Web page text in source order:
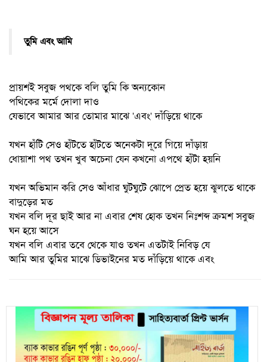
তুমি এবং আমি
প্রায়শই সবুজ পথকে বলি তুমি কি অন্যকোন
পথিকের মর্মে দোলা দাও
যেভাবে আমার আর তোমার মাঝে 'এবং' দাঁড়িয়ে থাকে
যখন হাঁটি সেও হাঁটতে হাঁটতে অনেকটা দূরে গিয়ে দাঁড়ায়
ধোয়াশা পথ তখন খুব অচেনা যেন কখনো এপথে হাঁটা হয়নি
যখন অভিমান করি সেও আঁধার ঘুটঘুটে ঝোপে প্রেত হয়ে ঝুলতে থাকে
বাদুড়ের মত
যখন বলি দূর ছাই আর না এবার শেষ হোক তখন নিঃশব্দ ক্রমশ সবুজ
ঘন হয়ে আসে
যখন বলি এবার তবে থেকে যাও তখন এতটাই নিবিড় যে
আমি আর তুমির মাঝে ডিভাইনের মত দাঁড়িয়ে থাকে এবং